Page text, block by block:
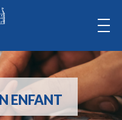
ENFANT